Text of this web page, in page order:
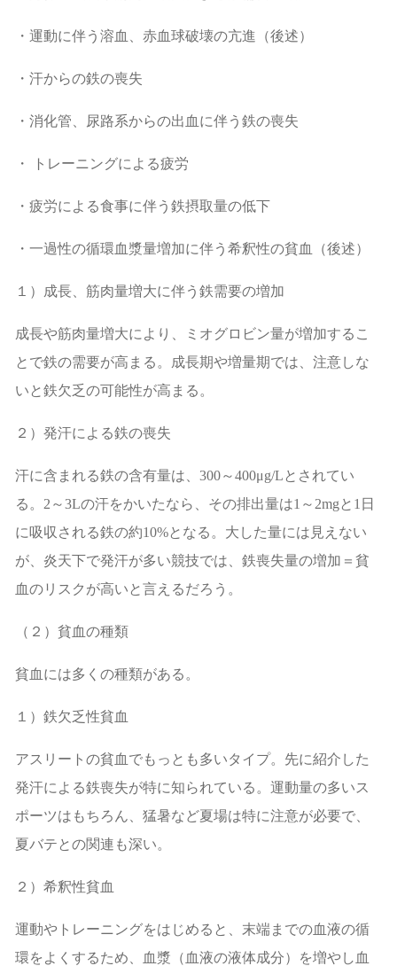
・運動に伴う溶血、赤血球破壊の亢進（後述）
・汗からの鉄の喪失
・消化管、尿路系からの出血に伴う鉄の喪失
・ トレーニングによる疲労
・疲労による食事に伴う鉄摂取量の低下
・一過性の循環血漿量増加に伴う希釈性の貧血（後述）
１）成長、筋肉量増大に伴う鉄需要の増加
成長や筋肉量増大により、ミオグロビン量が増加するこ
とで鉄の需要が高まる。成長期や増量期では、注意しな
いと鉄欠乏の可能性が高まる。
２）発汗による鉄の喪失
汗に含まれる鉄の含有量は、 300～400μg/L とされてい
る。 2 ～3Lの汗をかいたなら、その排出量は1 ～2mgと 1 日
に吸収される鉄の約10%となる。大した量には見えない
が、炎天下で発汗が多い競技では、鉄喪失量の増加＝貧
血のリスクが高いと言えるだろう。
（２）貧血の種類
貧血には多くの種類がある。
１）鉄欠乏性貧血
アスリートの貧血でもっとも多いタイプ。先に紹介した
発汗による鉄喪失が特に知られている。運動量の多いス
ポーツはもちろん、猛暑など夏場は特に注意が必要で、
夏バテとの関連も深い。
２）希釈性貧血
運動やトレーニングをはじめると、末端までの血液の循
環をよくするため、血漿（血液の液体成分）を増やし血